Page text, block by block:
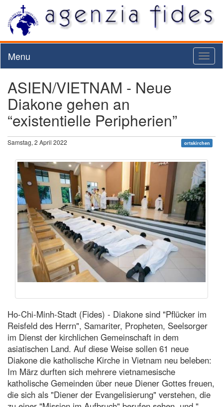
Menu
ASIEN/VIETNAM - Neue
Diakone gehen an
“existentielle Peripherien”
Samstag, 2 April 2022 ortskirchen
Ho-Chi-Minh-Stadt (Fides) - Diakone sind "Pflücker im
Reisfeld des Herrn", Samariter, Propheten, Seelsorger
im Dienst der kirchlichen Gemeinschaft in dem
asiatischen Land. Auf diese Weise sollen 61 neue
Diakone die katholische Kirche in Vietnam neu beleben:
Im März durften sich mehrere vietnamesische
katholische Gemeinden über neue Diener Gottes freuen,
die sich als "Diener der Evangelisierung" verstehen, die